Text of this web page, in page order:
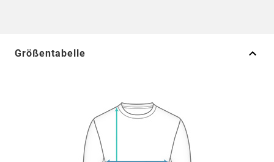
Größentabelle